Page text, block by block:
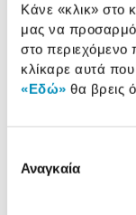
Κάνε «κλικ» στο
μας να
στο περιεχόμενο
κλίκαρε αυτά
«Εδώ» θα βρεις
συγκατάθεσης
Αναγκαία